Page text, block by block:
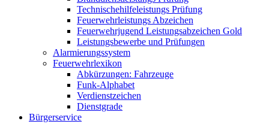
Technischehilfeleistungs Prüfung
Feuerwehrleistungs Abzeichen
Feuerwehrjugend Leistungsabzeichen Gold
Leistungsbewerbe und Prüfungen
Alarmierungssystem
Feuerwehrlexikon
Abkürzungen: Fahrzeuge
Funk-Alphabet
Verdienstzeichen
Dienstgrade
Bürgerservice